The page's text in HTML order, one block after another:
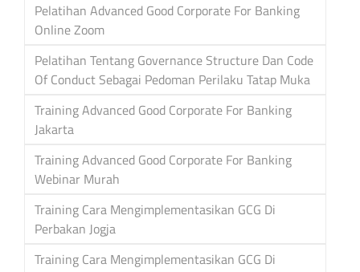
Pelatihan Advanced Good Corporate For Banking
Online Zoom
Pelatihan Tentang Governance Structure Dan Code
Of Conduct Sebagai Pedoman Perilaku Tatap Muka
Training Advanced Good Corporate For Banking
Jakarta
Training Advanced Good Corporate For Banking
Webinar Murah
Training Cara Mengimplementasikan GCG Di
Perbakan Jogja
Training Cara Mengimplementasikan GCG Di